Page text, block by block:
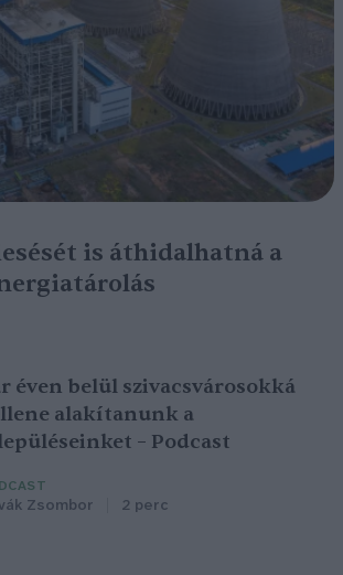
is áthidalhatná a
éven belül szivacsvárosokká
alakítanunk a
– Podcast
Zsombor 2 perc